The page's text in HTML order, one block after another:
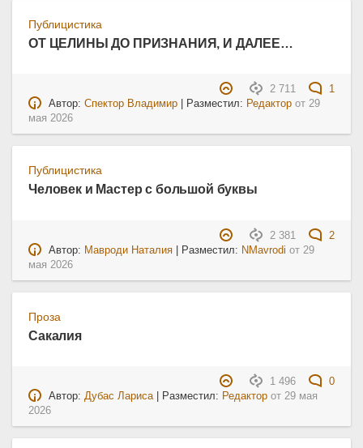
Публицистика
ОТ ЦЕЛИНЫ ДО ПРИЗНАНИЯ, И ДАЛЕЕ…
2 711
1
Автор:Спектор Владимир | Разместил: Редактор от29
мая 2026
Публицистика
Человек и Мастер с большой буквы
2 381
2
Автор: Мавроди Наталия | Разместил: NMavrodi от 29
мая 2026
Проза
Сакалия
1 496
0
Автор:Дубас Лариса| Разместил: Редактор от29 мая
2026